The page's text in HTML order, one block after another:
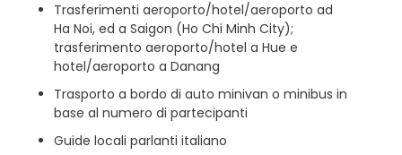
Trasferimenti aeroporto/hotel/aeroporto ad
Ha Noi, ed a Saigon (Ho Chi Minh City);
trasferimento aeroporto/hotel a Hue e
hotel/aeroporto a Danang
Trasporto a bordo di auto minivan o minibus in
base al numero di partecipanti
Guide locali parlanti italiano